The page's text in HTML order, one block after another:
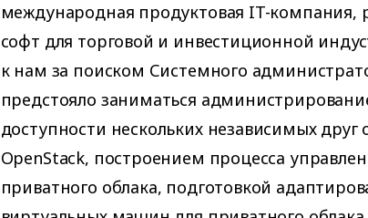
международная продуктовая IT-компания,
софт для торговой и инвестиционной
к нам за поиском Системного
предстояло заниматься
доступности нескольких независимых друг
OpenStack, построением процесса
приватного облака, подготовкой